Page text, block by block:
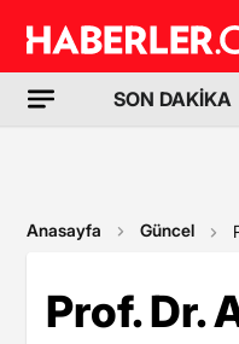
SON DAKİKA
Anasayfa Güncel
Prof. Dr.